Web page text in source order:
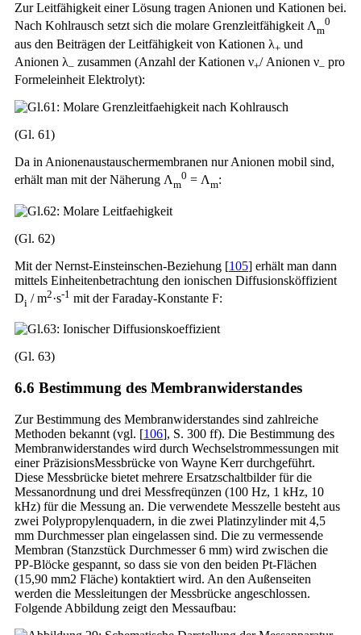
Zur Leitfähigkeit einer Lösung tragen Anionen und Kationen bei.
Nach Kohlrausch setzt sich die molare Grenzleitfähigkeit Λm
0
aus den Beiträgen der Leitfähigkeit von Kationen λ+ und
Anionen λ– zusammen (Anzahl der Kationen ν+/ Anionen ν– pro
Formeleinheit Elektrolyt):
(Gl. 61)
Da in Anionenaustauschermembranen nur Anionen mobil sind,
erhält man mit der Näherung Λm
0 = Λm:
(Gl. 62)
Mit der Nernst-Einsteinschen-Beziehung [105] erhält man dann
mittels Einheitenbetrachtung den ionischen Diffusionsköffizient
Di / m2·s-1 mit der Faraday-Konstante F:
(Gl. 63)
6.6 Bestimmung des Membranwiderstandes
Zur Bestimmung des Membranwiderstandes sind zahlreiche
Methoden bekannt (vgl. [106], S. 300 ff). Die Bestimmung des
Membranwiderstandes wird durch Wechselstrommessungen mit
einer PräzisionsMessbrücke von Wayne Kerr durchgeführt.
Diese Messbrücke bietet mehrere Ersatzschaltbilder für die
Messanordnung und drei Messfreqünzen (100 Hz, 1 kHz, 10
kHz) für die Messung an. Die verwendete Messzelle besteht aus
zwei Polypropylenquadern, in die zwei Platinzylinder mit 4,5
mm Durchmesser plan eingelassen sind. Die zu vermessende
Membran (Stanzstück Durchmesser 6 mm) wird zwischen die
PP-Blöcke gespannt, so dass sie von den beiden Pt-Flächen
(15,90 mm2 Fläche) kontaktiert wird. An den Außenseiten
werden die Messleitungen der Messbrücke angeschlossen.
Folgende Abbildung zeigt den Messaufbau: